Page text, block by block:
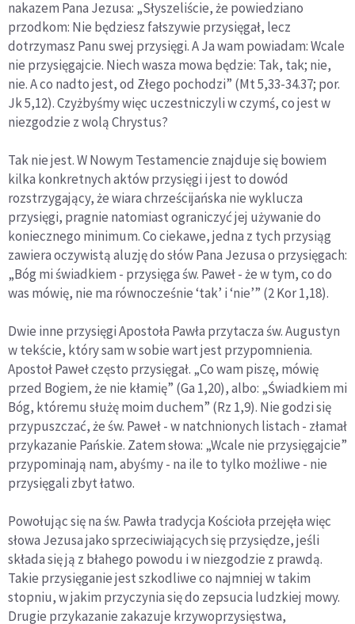
nakazem Pana Jezusa: „Słyszeliście, że powiedziano
przodkom: Nie będziesz fałszywie przysięgał, lecz
dotrzymasz Panu swej przysięgi. A Ja wam powiadam: Wcale
nie przysięgajcie. Niech wasza mowa będzie: Tak, tak; nie,
nie. A co nadto jest, od Złego pochodzi” (Mt 5,33-34.37; por.
Jk 5,12). Czyżbyśmy więc uczestniczyli w czymś, co jest w
niezgodzie z wolą Chrystus?
Tak nie jest. W Nowym Testamencie znajduje się bowiem
kilka konkretnych aktów przysięgi i jest to dowód
rozstrzygający, że wiara chrześcijańska nie wyklucza
przysięgi, pragnie natomiast ograniczyć jej używanie do
koniecznego minimum. Co ciekawe, jedna z tych przysiąg
zawiera oczywistą aluzję do słów Pana Jezusa o przysięgach:
„Bóg mi świadkiem - przysięga św. Paweł - że w tym, co do
was mówię, nie ma równocześnie ‘tak’ i ‘nie’” (2 Kor 1,18).
Dwie inne przysięgi Apostoła Pawła przytacza św. Augustyn
w tekście, który sam w sobie wart jest przypomnienia.
Apostoł Paweł często przysięgał. „Co wam piszę, mówię
przed Bogiem, że nie kłamię” (Ga 1,20), albo: „Świadkiem mi
Bóg, któremu służę moim duchem” (Rz 1,9). Nie godzi się
przypuszczać, że św. Paweł - w natchnionych listach - złamał
przykazanie Pańskie. Zatem słowa: „Wcale nie przysięgajcie”
przypominają nam, abyśmy - na ile to tylko możliwe - nie
przysięgali zbyt łatwo.
Powołując się na św. Pawła tradycja Kościoła przejęła więc
słowa Jezusa jako sprzeciwiających się przysiędze, jeśli
składa się ją z błahego powodu i w niezgodzie z prawdą.
Takie przysięganie jest szkodliwe co najmniej w takim
stopniu, w jakim przyczynia się do zepsucia ludzkiej mowy.
Drugie przykazanie zakazuje krzywoprzysięstwa,